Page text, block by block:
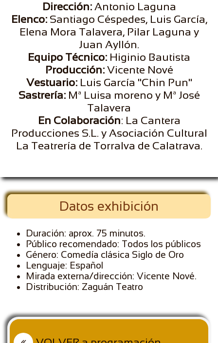
Dirección:Antonio Laguna
Elenco: Santiago Céspedes, Luis García,
Elena Mora Talavera, Pilar Laguna y
Juan Ayllón.
Equipo Técnico: Higinio Bautista
Producción: Vicente Nové
Vestuario:Luis García "Chin Pun"
Sastrería:Mª Luisa moreno y Mª José
Talavera
En Colaboración: La Cantera
Producciones S.L. y Asociación Cultural
La Teatrería de Torralva de Calatrava.
Datos exhibición
Duración: aprox. 75 minutos.
Público recomendado: Todos los públicos
Género: Comedía clásica Siglo de Oro
Lenguaje: Español
Mirada externa/dirección: Vicente Nové.
Distribución: Zaguán Teatro